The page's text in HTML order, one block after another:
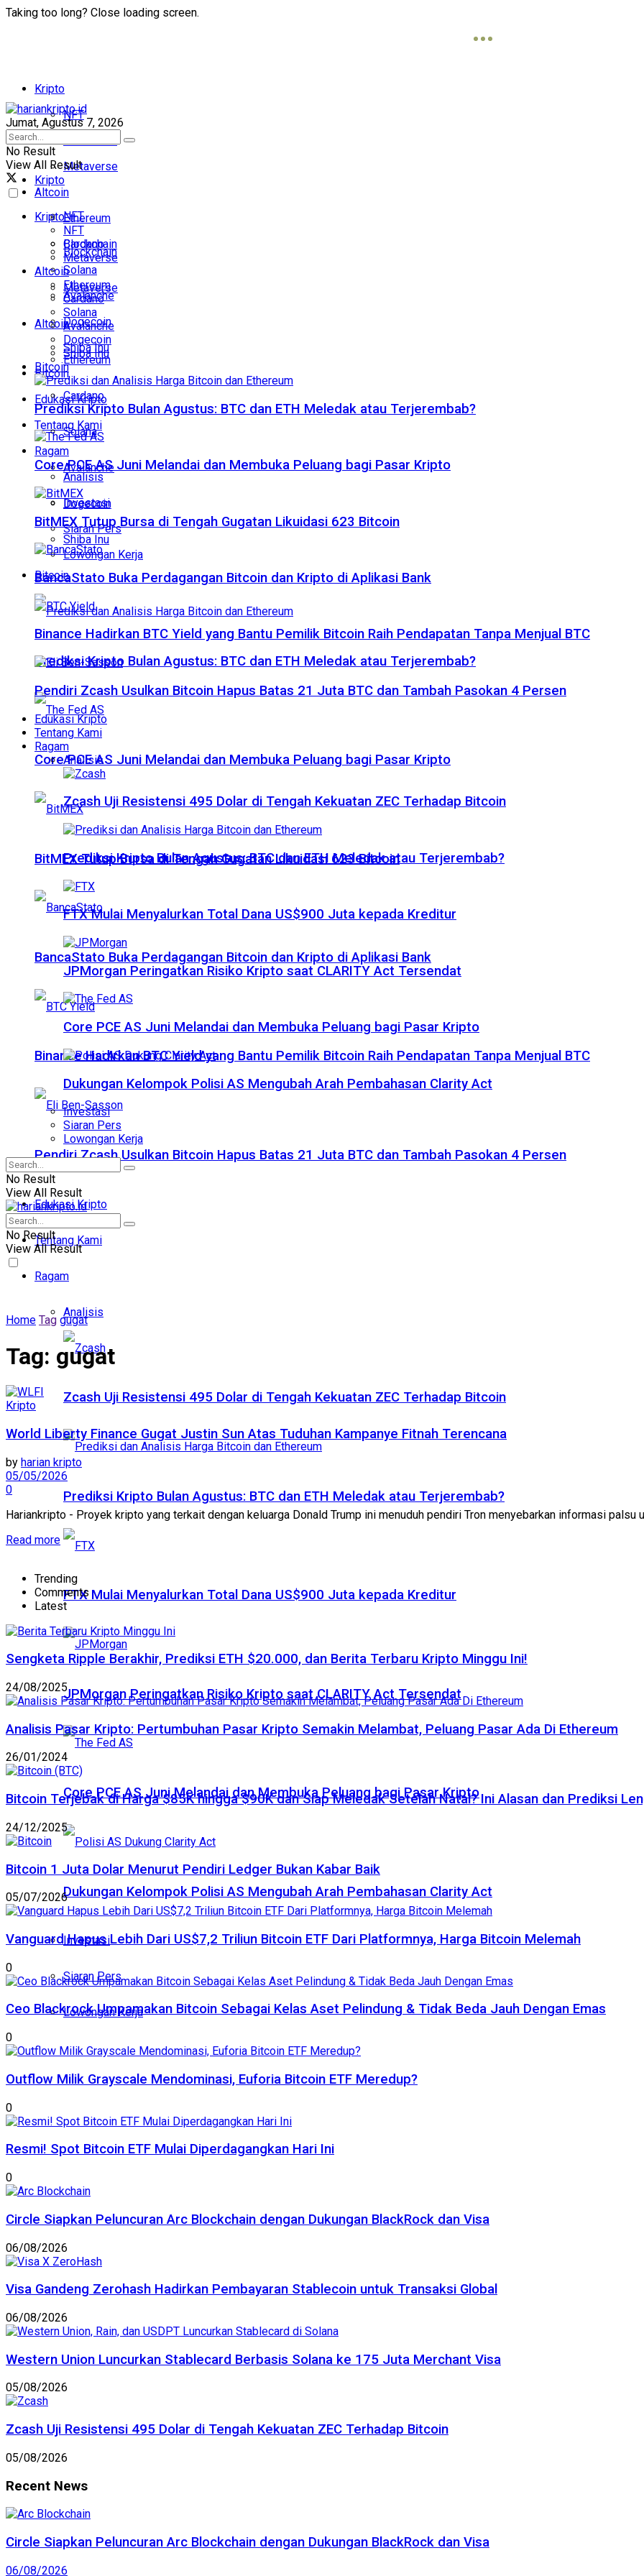
Taking too long? Close loading screen.
Kripto
NFT
Blockchain
Metaverse
Altcoin
Ethereum
Cardano
Solana
Avalanche
Dogecoin
Shiba Inu
Bitcoin
Edukasi Kripto
Tentang Kami
Ragam
Analisis
Investasi
Siaran Pers
Lowongan Kerja
Jumat, Agustus 7, 2026
No Result
View All Result
Kripto
NFT
Blockchain
Metaverse
Altcoin
Ethereum
Cardano
Solana
Avalanche
Dogecoin
Shiba Inu
Bitcoin
Prediksi Kripto Bulan Agustus: BTC dan ETH Meledak atau Terjerembab?
Core PCE AS Juni Melandai dan Membuka Peluang bagi Pasar Kripto
BitMEX Tutup Bursa di Tengah Gugatan Likuidasi 623 Bitcoin
BancaStato Buka Perdagangan Bitcoin dan Kripto di Aplikasi Bank
Binance Hadirkan BTC Yield yang Bantu Pemilik Bitcoin Raih Pendapatan Tanpa Menjual BTC
Pendiri Zcash Usulkan Bitcoin Hapus Batas 21 Juta BTC dan Tambah Pasokan 4 Persen
Edukasi Kripto
Tentang Kami
Ragam
Analisis
Zcash Uji Resistensi 495 Dolar di Tengah Kekuatan ZEC Terhadap Bitcoin
Prediksi Kripto Bulan Agustus: BTC dan ETH Meledak atau Terjerembab?
FTX Mulai Menyalurkan Total Dana US$900 Juta kepada Kreditur
JPMorgan Peringatkan Risiko Kripto saat CLARITY Act Tersendat
Core PCE AS Juni Melandai dan Membuka Peluang bagi Pasar Kripto
Dukungan Kelompok Polisi AS Mengubah Arah Pembahasan Clarity Act
Investasi
Siaran Pers
Lowongan Kerja
Kripto
NFT
Blockchain
Metaverse
Altcoin
Ethereum
Cardano
Solana
Avalanche
Dogecoin
Shiba Inu
Bitcoin
Prediksi Kripto Bulan Agustus: BTC dan ETH Meledak atau Terjerembab?
Core PCE AS Juni Melandai dan Membuka Peluang bagi Pasar Kripto
BitMEX Tutup Bursa di Tengah Gugatan Likuidasi 623 Bitcoin
BancaStato Buka Perdagangan Bitcoin dan Kripto di Aplikasi Bank
Binance Hadirkan BTC Yield yang Bantu Pemilik Bitcoin Raih Pendapatan Tanpa Menjual BTC
Pendiri Zcash Usulkan Bitcoin Hapus Batas 21 Juta BTC dan Tambah Pasokan 4 Persen
Edukasi Kripto
Tentang Kami
Ragam
Analisis
Zcash Uji Resistensi 495 Dolar di Tengah Kekuatan ZEC Terhadap Bitcoin
Prediksi Kripto Bulan Agustus: BTC dan ETH Meledak atau Terjerembab?
FTX Mulai Menyalurkan Total Dana US$900 Juta kepada Kreditur
JPMorgan Peringatkan Risiko Kripto saat CLARITY Act Tersendat
Core PCE AS Juni Melandai dan Membuka Peluang bagi Pasar Kripto
Dukungan Kelompok Polisi AS Mengubah Arah Pembahasan Clarity Act
Investasi
Siaran Pers
Lowongan Kerja
No Result
View All Result
No Result
View All Result
Home Tag gugat
Tag: gugat
Kripto
World Liberty Finance Gugat Justin Sun Atas Tuduhan Kampanye Fitnah Terencana
by harian kripto
05/05/2026
0
Hariankripto - Proyek kripto yang terkait dengan keluarga Donald Trump ini menuduh pendiri Tron menyebarkan informasi palsu
Read more
Trending
Comments
Latest
Sengketa Ripple Berakhir, Prediksi ETH $20.000, dan Berita Terbaru Kripto Minggu Ini!
24/08/2025
Analisis Pasar Kripto: Pertumbuhan Pasar Kripto Semakin Melambat, Peluang Pasar Ada Di Ethereum
26/01/2024
Bitcoin Terjebak di Harga $85K hingga $90K dan Siap Meledak Setelah Natal? Ini Alasan dan Prediksi
24/12/2025
Bitcoin 1 Juta Dolar Menurut Pendiri Ledger Bukan Kabar Baik
05/07/2026
Vanguard Hapus Lebih Dari US$7,2 Triliun Bitcoin ETF Dari Platformnya, Harga Bitcoin Melemah
0
Ceo Blackrock Umpamakan Bitcoin Sebagai Kelas Aset Pelindung & Tidak Beda Jauh Dengan Emas
0
Outflow Milik Grayscale Mendominasi, Euforia Bitcoin ETF Meredup?
0
Resmi! Spot Bitcoin ETF Mulai Diperdagangkan Hari Ini
0
Circle Siapkan Peluncuran Arc Blockchain dengan Dukungan BlackRock dan Visa
06/08/2026
Visa Gandeng Zerohash Hadirkan Pembayaran Stablecoin untuk Transaksi Global
06/08/2026
Western Union Luncurkan Stablecard Berbasis Solana ke 175 Juta Merchant Visa
05/08/2026
Zcash Uji Resistensi 495 Dolar di Tengah Kekuatan ZEC Terhadap Bitcoin
05/08/2026
Recent News
Circle Siapkan Peluncuran Arc Blockchain dengan Dukungan BlackRock dan Visa
06/08/2026